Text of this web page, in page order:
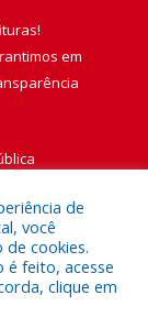
!
em
de Vigia de
de
você
cookies.
é feito, acesse
clique em